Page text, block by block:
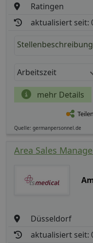
Ratingen
aktualisiert seit:
Arbeitszeit
mehr Details
Teilen
Quelle: germanpersonnel.de
Area Sales
Düsseldorf
aktualisiert seit: